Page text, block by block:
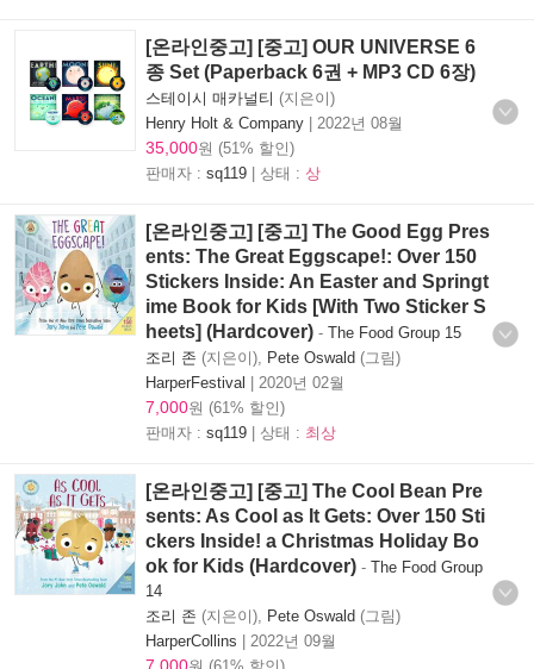
[온라인중고] [중고] OUR UNIVERSE 6
종 Set (Paperback 6권 + MP3 CD 6장)
스테이시 매카널티 (지은이)
Henry Holt & Company | 2022년 08월
35,000원 (51% 할인)
판매자 : sq119 | 상태 : 상
[온라인중고] [중고] The Good Egg Pres
ents: The Great Eggscape!: Over 150
Stickers Inside: An Easter and Springt
ime Book for Kids [With Two Sticker S
heets] (Hardcover) - The Food Group 15
조리 존 (지은이), Pete Oswald (그림)
HarperFestival | 2020년 02월
7,000원 (61% 할인)
판매자 : sq119 | 상태 : 최상
[온라인중고] [중고] The Cool Bean Pre
sents: As Cool as It Gets: Over 150 Sti
ckers Inside! a Christmas Holiday Bo
ok for Kids (Hardcover) - The Food Group
14
조리 존 (지은이), Pete Oswald (그림)
HarperCollins | 2022년 09월
7,000